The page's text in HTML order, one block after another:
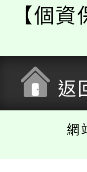
【個資
返
網